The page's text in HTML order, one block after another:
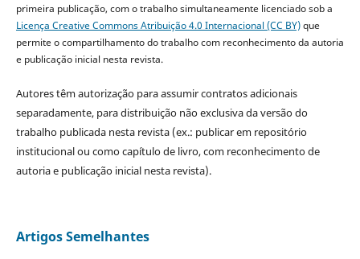
primeira publicação, com o trabalho simultaneamente licenciado sob a
Licença Creative Commons Atribuição 4.0 Internacional (CC BY)que
permite o compartilhamento do trabalho com reconhecimento da autoria
e publicação inicial nesta revista.
Autores têm autorização para assumir contratos adicionais
separadamente, para distribuição não exclusiva da versão do
trabalho publicada nesta revista (ex.: publicar em repositório
institucional ou como capítulo de livro, com reconhecimento de
autoria e publicação inicial nesta revista).
Artigos Semelhantes